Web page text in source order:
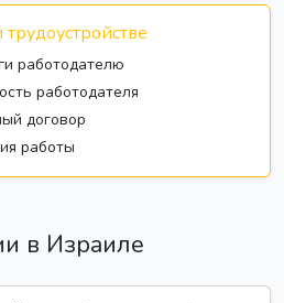
работодателю
работодателя
договор
работы
в Израиле